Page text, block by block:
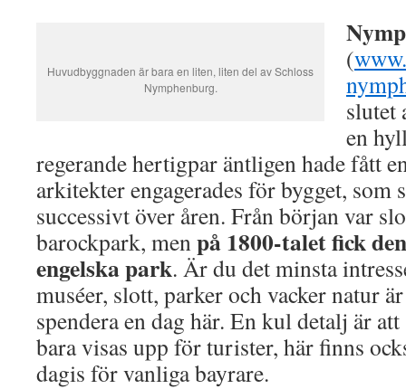
Huvudbyggnaden är bara en liten, liten del av Schloss
Nymphenburg.
(
slutet
en
regerande hertigpar äntligen hade fått
arkitekter engagerades för bygget, som
successivt över åren. Från början var
barockpark, menpå 1800-talet fick
engelska park. Är du det minsta
muséer, slott, parker och vacker natur
spendera en dag här. En kul detalj är
bara visas upp för turister, här finns
dagis för vanliga bayrare.